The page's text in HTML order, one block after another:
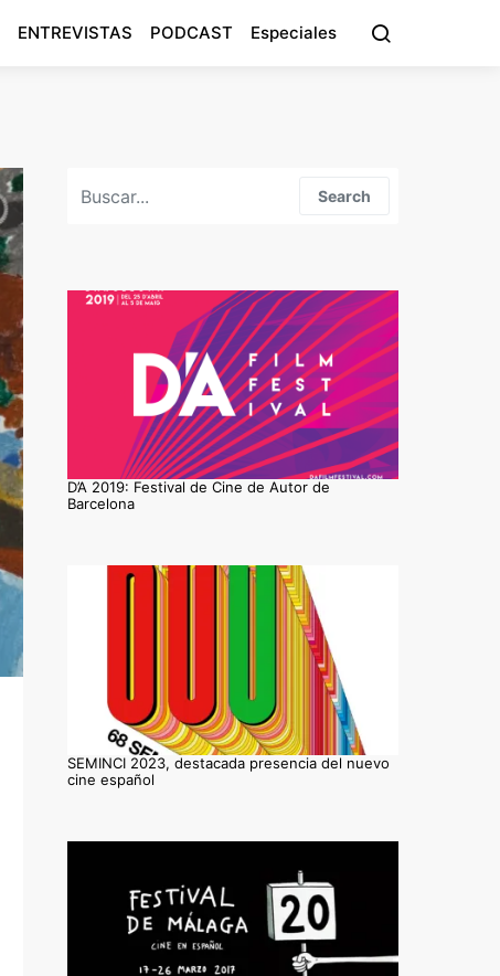
ENTREVISTAS PODCAST Especiales
Search
D’A 2019: Festival de Cine de Autor de
Barcelona
SEMINCI 2023, destacada presencia del nuevo
cine español